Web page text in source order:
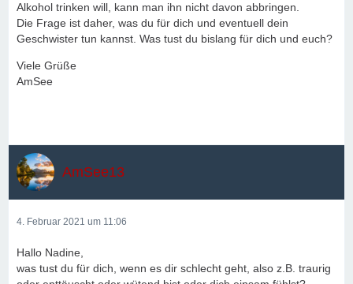
Alkohol trinken will, kann man ihn nicht davon abbringen.
Die Frage ist daher, was du für dich und eventuell dein
Geschwister tun kannst. Was tust du bislang für dich und euch?
Viele Grüße
AmSee
AmSee13
4. Februar 2021 um 11:06
Hallo Nadine,
was tust du für dich, wenn es dir schlecht geht, also z.B. traurig